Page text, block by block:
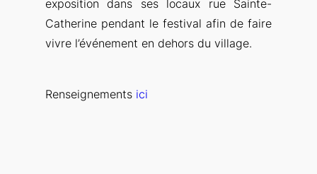
exposition dans ses locaux rue Sainte-
Catherine pendant le festival afin de faire
vivre l’événement en dehors du village.
Renseignements ici